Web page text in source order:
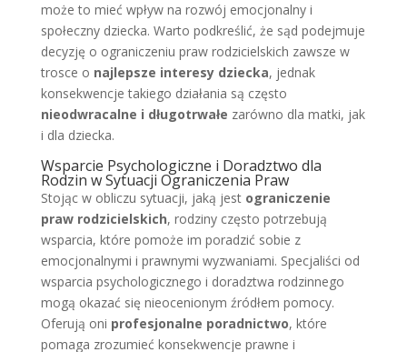
może to mieć wpływ na rozwój emocjonalny i
społeczny dziecka. Warto podkreślić, że sąd podejmuje
decyzję o ograniczeniu praw rodzicielskich zawsze w
trosce o najlepsze interesy dziecka, jednak
konsekwencje takiego działania są często
nieodwracalne i długotrwałe zarówno dla matki, jak
i dla dziecka.
Wsparcie Psychologiczne i Doradztwo dla
Rodzin w Sytuacji Ograniczenia Praw
Stojąc w obliczu sytuacji, jaką jest ograniczenie
praw rodzicielskich, rodziny często potrzebują
wsparcia, które pomoże im poradzić sobie z
emocjonalnymi i prawnymi wyzwaniami. Specjaliści od
wsparcia psychologicznego i doradztwa rodzinnego
mogą okazać się nieocenionym źródłem pomocy.
Oferują oni profesjonalne poradnictwo, które
pomaga zrozumieć konsekwencje prawne i